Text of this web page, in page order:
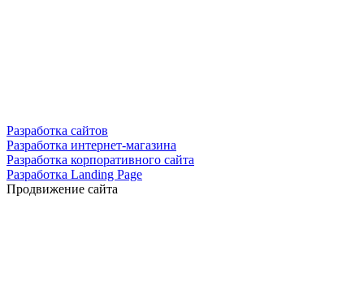
Разработка сайтов
Разработка интернет-магазина
Разработка корпоративного сайта
Разработка Landing Page
Продвижение сайта